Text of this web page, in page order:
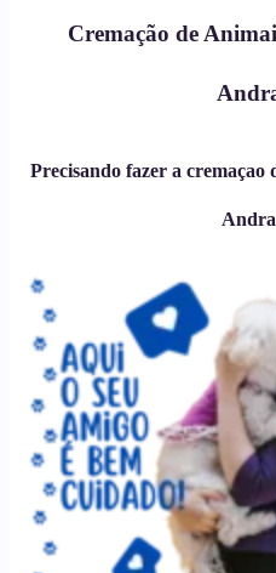
Cremação de
Precisando fazer a cremaçao